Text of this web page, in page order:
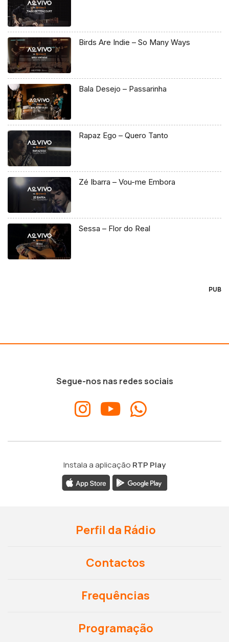
Birds Are Indie – So Many Ways
Bala Desejo – Passarinha
Rapaz Ego – Quero Tanto
Zé Ibarra – Vou-me Embora
Sessa – Flor do Real
PUB
Segue-nos nas redes sociais
Instala a aplicação RTP Play
Perfil da Rádio
Contactos
Frequências
Programação